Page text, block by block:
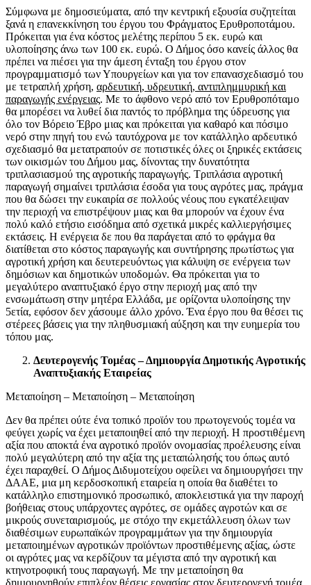
Σύμφωνα με δημοσιεύματα, από την κεντρική εξουσία συζητείται
ξανά η επανεκκίνηση του έργου του Φράγματος Ερυθροποτάμου.
Πρόκειται για ένα κόστος μελέτης περίπου 5 εκ. ευρώ και
υλοποίησης άνω των 100 εκ. ευρώ. Ο Δήμος όσο κανείς άλλος θα
πρέπει να πιέσει για την άμεση ένταξη του έργου στον
προγραμματισμό των Υπουργείων και για τον επανασχεδιασμό του
με τετραπλή χρήση, αρδευτική, υδρευτική, αντιπλημμυρική και
παραγωγής ενέργειας. Με το άφθονο νερό από τον Ερυθροπόταμο
θα μπορέσει να λυθεί δια παντός το πρόβλημα της ύδρευσης για
όλο τον Βόρειο Έβρο μιας και πρόκειται για καθαρό και πόσιμο
νερό στην πηγή του ενώ ταυτόχρονα με τον κατάλληλο αρδευτικό
σχεδιασμό θα μετατραπούν σε ποτιστικές όλες οι ξηρικές εκτάσεις
των οικισμών του Δήμου μας, δίνοντας την δυνατότητα
τριπλασιασμού της αγροτικής παραγωγής. Τριπλάσια αγροτική
παραγωγή σημαίνει τριπλάσια έσοδα για τους αγρότες μας, πράγμα
που θα δώσει την ευκαιρία σε πολλούς νέους που εγκατέλειψαν
την περιοχή να επιστρέψουν μιας και θα μπορούν να έχουν ένα
πολύ καλό ετήσιο εισόδημα από σχετικά μικρές καλλιεργήσιμες
εκτάσεις. Η ενέργεια δε που θα παράγεται από το φράγμα θα
διατίθεται στο κόστος παραγωγής και συντήρησης πρωτίστως για
αγροτική χρήση και δευτερευόντως για κάλυψη σε ενέργεια των
δημόσιων και δημοτικών υποδομών. Θα πρόκειται για το
μεγαλύτερο αναπτυξιακό έργο στην περιοχή μας από την
ενσωμάτωση στην μητέρα Ελλάδα, με ορίζοντα υλοποίησης την
5ετία, εφόσον δεν χάσουμε άλλο χρόνο. Ένα έργο που θα θέσει τις
στέρεες βάσεις για την πληθυσμιακή αύξηση και την ευημερία του
τόπου μας.
Δευτερογενής Τομέας – Δημιουργία Δημοτικής Αγροτικής
Αναπτυξιακής Εταιρείας
Μεταποίηση – Μεταποίηση – Μεταποίηση
Δεν θα πρέπει ούτε ένα τοπικό προϊόν του πρωτογενούς τομέα να
φεύγει χωρίς να έχει μεταποιηθεί από την περιοχή. Η προστιθέμενη
αξία που αποκτά ένα αγροτικό προϊόν ονομασίας προέλευσης είναι
πολύ μεγαλύτερη από την αξία της μεταπώλησής του όπως αυτό
έχει παραχθεί. Ο Δήμος Διδυμοτείχου οφείλει να δημιουργήσει την
ΔΑΑΕ, μια μη κερδοσκοπική εταιρεία η οποία θα διαθέτει το
κατάλληλο επιστημονικό προσωπικό, αποκλειστικά για την παροχή
βοήθειας στους υπάρχοντες αγρότες, σε ομάδες αγροτών και σε
μικρούς συνεταιρισμούς, με στόχο την εκμετάλλευση όλων των
διαθέσιμων ευρωπαϊκών προγραμμάτων για την δημιουργία
μεταποιημένων αγροτικών προϊόντων προστιθέμενης αξίας, ώστε
οι αγρότες μας να κερδίζουν τα μέγιστα από την αγροτική και
κτηνοτροφική τους παραγωγή. Με την μεταποίηση θα